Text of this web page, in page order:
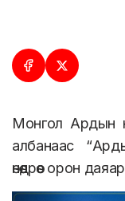
Монгол Ардын
албанаас
өнөөдрөөс орон